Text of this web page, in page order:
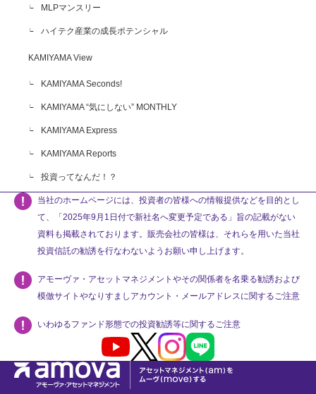
MLPマンスリー
ハイテク産業の成長ポテンシャル
KAMIYAMA View
KAMIYAMA Seconds!
KAMIYAMA “気にしない” MONTHLY
KAMIYAMA Express
KAMIYAMA Reports
投資ってなんだ！？
当社のホームページには、投資者の皆様への情報提供などを目的とし
て、「2025年9月1日付で新社名へ変更予定である」旨の記載がない
資料も掲載されております。販売会社の皆様は、それらを用いた当社
投資信託の勧誘を行なわないようお願い申し上げます。
アモーヴァ・アセットマネジメントやその関係者を名乗る勧誘および
模倣サイトやなりすましアカウント・メールアドレスに関するご注意
いわゆるファンド形態での投資勧誘等に関するご注意
Youtube X InstagramLINE